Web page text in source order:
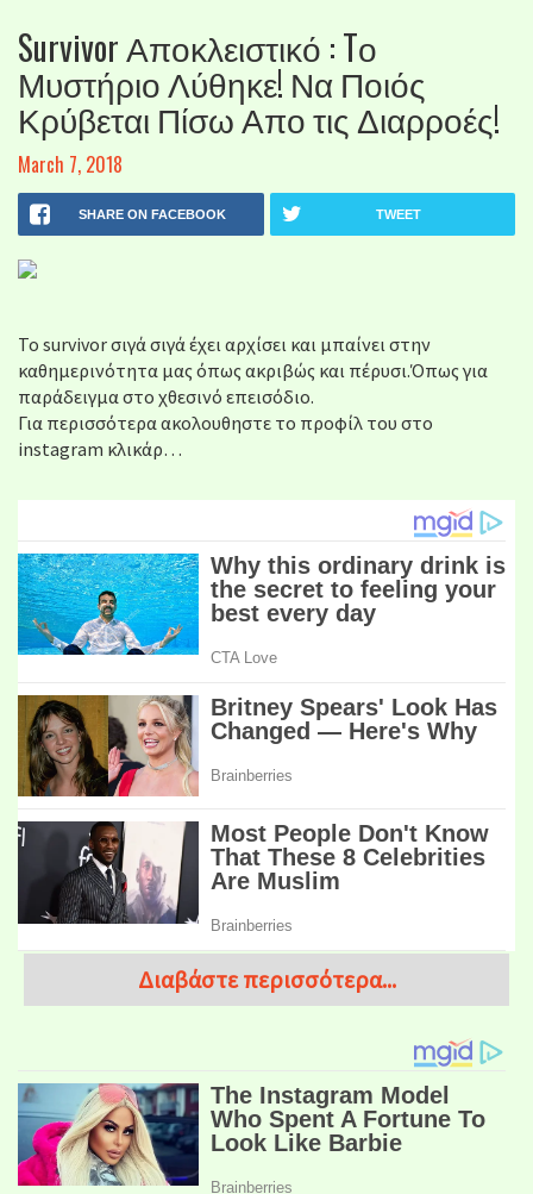
Survivor Αποκλειστικό : Tο
Μυστήριο Λύθηκε! Να Ποιός
Κρύβεται Πίσω Απο τις Διαρροές!
March 7, 2018
SHARE ON FACEBOOK TWEET
Το survivor σιγά σιγά έχει αρχίσει και μπαίνει στην
καθημερινότητα μας όπως ακριβώς και πέρυσι.Όπως για
παράδειγμα στο χθεσινό επεισόδιο.
Για περισσότερα ακολουθηστε το προφίλ του στο
instagram κλικάρ…
Διαβάστε περισσότερα...